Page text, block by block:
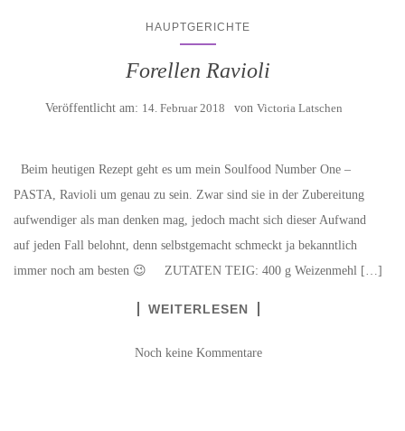
HAUPTGERICHTE
Forellen Ravioli
Veröffentlicht am: 14. Februar 2018 von Victoria Latschen
Beim heutigen Rezept geht es um mein Soulfood Number One –
PASTA, Ravioli um genau zu sein. Zwar sind sie in der Zubereitung
aufwendiger als man denken mag, jedoch macht sich dieser Aufwand
auf jeden Fall belohnt, denn selbstgemacht schmeckt ja bekanntlich
immer noch am besten 😉 ZUTATEN TEIG: 400 g Weizenmehl […]
WEITERLESEN
Noch keine Kommentare